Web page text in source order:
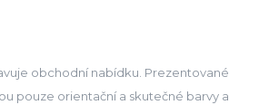
obchodní nabídku. Prezentované
pouze orientační a skutečné barvy a